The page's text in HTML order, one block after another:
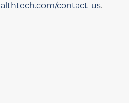
contact-us.